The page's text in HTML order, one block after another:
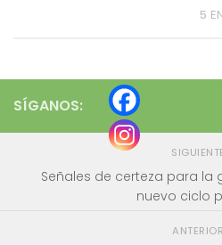
5
SÍGANOS:
Señales de certeza para la
nuevo ciclo
ANTERIOR